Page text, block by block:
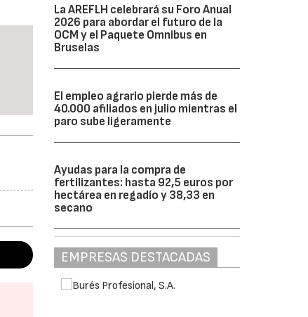
La AREFLH celebrará su Foro Anual
2026 para abordar el futuro de la
OCM y el Paquete Omnibus en
Bruselas
El empleo agrario pierde más de
40.000 afiliados en julio mientras el
paro sube ligeramente
Ayudas para la compra de
fertilizantes: hasta 92,5 euros por
hectárea en regadío y 38,33 en
secano
EMPRESAS DESTACADAS